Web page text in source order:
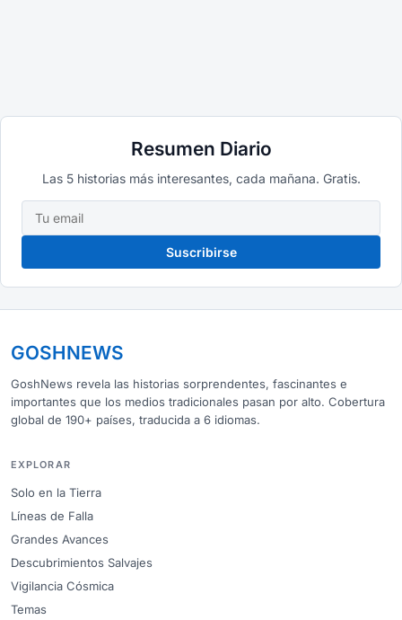
Resumen Diario
Las 5 historias más interesantes, cada mañana. Gratis.
Suscribirse
GOSHNEWS
GoshNews revela las historias sorprendentes, fascinantes e
importantes que los medios tradicionales pasan por alto. Cobertura
global de 190+ países, traducida a 6 idiomas.
EXPLORAR
Solo en la Tierra
Líneas de Falla
Grandes Avances
Descubrimientos Salvajes
Vigilancia Cósmica
Temas